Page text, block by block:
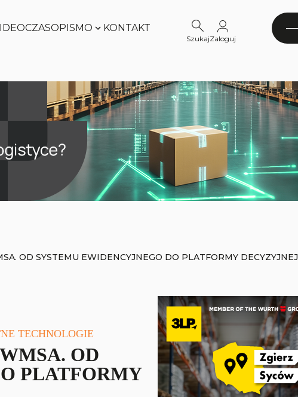
CZASOPISMO
Zobacz
KONTAKT
SzukajZaloguj
Zobacz
OD SYSTEMU EWIDENCYJNEGO DO PLATFORMY DECYZYJNEJ
TECHNOLOGIE
OD
PLATFORMY